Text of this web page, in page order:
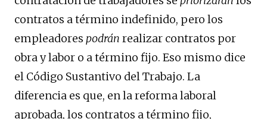
contratos a término indefinido, pero los
empleadores podrán realizar contratos por
obra y labor o a término fijo. Eso mismo dice
el Código Sustantivo del Trabajo. La
diferencia es que, en la reforma laboral
aprobada, los contratos a término fijo,